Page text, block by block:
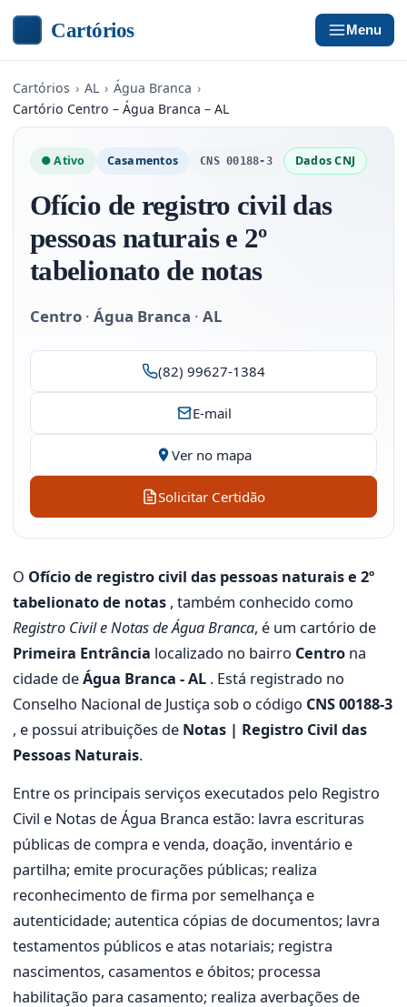
Cartórios Menu
Cartórios › AL › Água Branca ›
Cartório Centro – Água Branca – AL
● Ativo Casamentos CNS 00188-3 Dados CNJ
Ofício de registro civil das
pessoas naturais e 2º
tabelionato de notas
Centro · Água Branca · AL
(82) 99627-1384
E-mail
Ver no mapa
Solicitar Certidão
O Ofício de registro civil das pessoas naturais e 2º
tabelionato de notas , também conhecido como
Registro Civil e Notas de Água Branca, é um cartório de
Primeira Entrância localizado no bairro Centro na
cidade deÁgua Branca - AL . Está registrado no
Conselho Nacional de Justiça sob o código CNS 00188-3
, e possui atribuições de Notas | Registro Civil das
Pessoas Naturais.
Entre os principais serviços executados pelo Registro
Civil e Notas de Água Branca estão: lavra escrituras
públicas de compra e venda, doação, inventário e
partilha; emite procurações públicas; realiza
reconhecimento de firma por semelhança e
autenticidade; autentica cópias de documentos; lavra
testamentos públicos e atas notariais; registra
nascimentos, casamentos e óbitos; processa
habilitação para casamento; realiza averbações de